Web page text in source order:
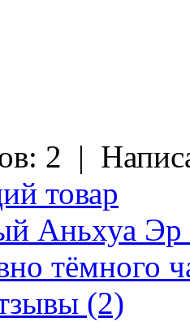
2 |
товар
Аньхуа
тёмного
(2)